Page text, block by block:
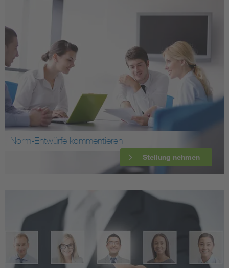
Norm-Entwürfe kommentieren
Stellung nehmen